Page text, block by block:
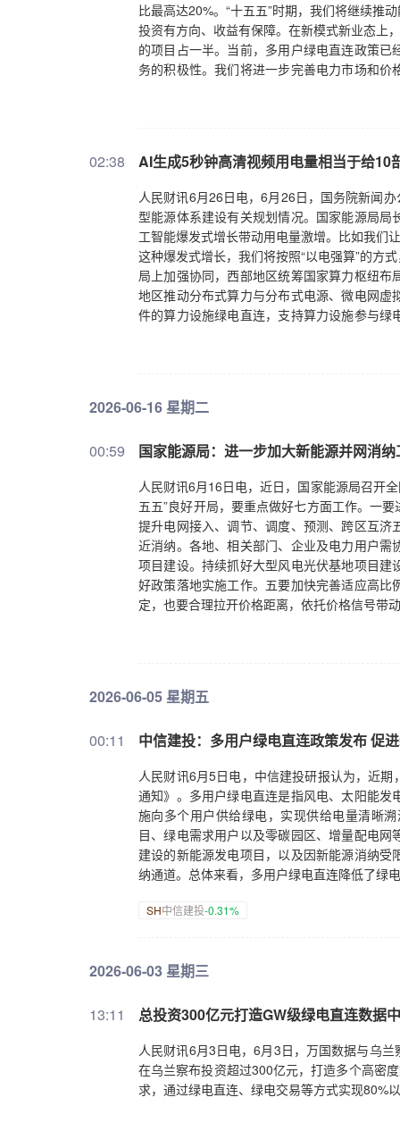
比最高达20%。“十五五”时期，我们将继续推
投资有方向、收益有保障。在新模式新业态上
的项目占一半。当前，多用户绿电直连政策
务的积极性。我们将进一步完善电力市场和
02:38 AI生成5秒钟高清视频用电量相当于给10
人民财讯6月26日电，6月26日，国务院新闻办
型能源体系建设有关规划情况。国家能源局
工智能爆发式增长带动用电量激增。比如我们
这种爆发式增长，我们将按照“以电强算”的方
局上加强协同，西部地区统筹国家算力枢纽
地区推动分布式算力与分布式电源、微电网
件的算力设施绿电直连，支持算力设施参与
2026-06-16 星期二
00:59 国家能源局：进一步加大新能源并网消
人民财讯6月16日电，近日，国家能源局召开
五五”良好开局，要重点做好七方面工作。一
提升电网接入、调节、调度、预测、跨区互
近消纳。各地、相关部门、企业及电力用户
项目建设。持续抓好大型风电光伏基地项目
好政策落地实施工作。五要加快完善适应高
定，也要合理拉开价格距离，依托价格信号带
2026-06-05 星期五
00:11 中信建投：多用户绿电直连政策发布 促
人民财讯6月5日电，中信建投研报认为，近
通知》。多用户绿电直连是指风电、太阳能
施向多个用户供给绿电，实现供给电量清晰
目、绿电需求用户以及零碳园区、增量配电
建设的新能源发电项目，以及因新能源消纳
纳通道。总体来看，多用户绿电直连降低了绿
SH中信建投-0.31%
2026-06-03 星期三
13:11 总投资300亿元打造GW级绿电直连数据
人民财讯6月3日电，6月3日，万国数据与乌
在乌兰察布投资超过300亿元，打造多个高密
求，通过绿电直连、绿电交易等方式实现80%